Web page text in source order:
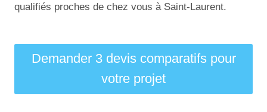
qualifiés proches de chez vous à Saint-Laurent.
Demander 3 devis comparatifs pour
votre projet